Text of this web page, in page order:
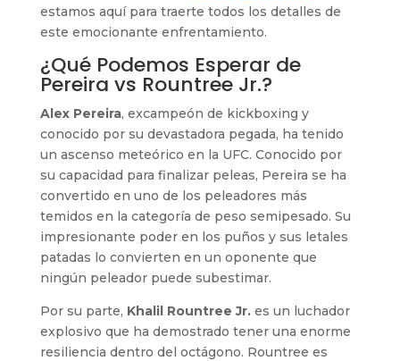
estamos aquí para traerte todos los detalles de
este emocionante enfrentamiento.
¿Qué Podemos Esperar de
Pereira vs Rountree Jr.?
Alex Pereira, excampeón de kickboxing y
conocido por su devastadora pegada, ha tenido
un ascenso meteórico en la UFC. Conocido por
su capacidad para finalizar peleas, Pereira se ha
convertido en uno de los peleadores más
temidos en la categoría de peso semipesado. Su
impresionante poder en los puños y sus letales
patadas lo convierten en un oponente que
ningún peleador puede subestimar.
Por su parte, Khalil Rountree Jr.es un luchador
explosivo que ha demostrado tener una enorme
resiliencia dentro del octágono. Rountree es